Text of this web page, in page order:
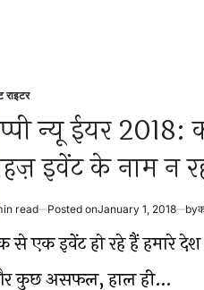
राइटर
न्यू ईयर
इवेंट के नाम न
read Posted onJanuary 1, 2018 by
से एक इवेंट हो रहे हैं हमारे
कुछ असफल, हाल ही…